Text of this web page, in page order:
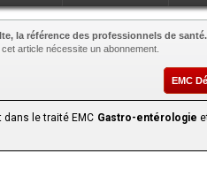
la référence des professionnels de santé.
article nécessite un abonnement.
EMC
dans le traité EMC Gastro-entérologie